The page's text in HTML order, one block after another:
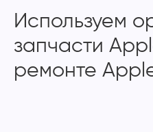
Используем
запчасти
ремонте